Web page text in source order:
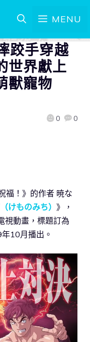
MENU
跤手穿越
世界獻上
獸寵物
0 0
福！》的作者 暁な
けものみち） 》，
視動畫，標題訂為
10月播出。